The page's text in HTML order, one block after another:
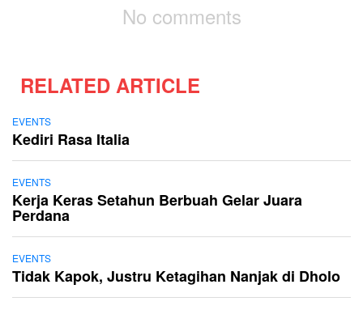
No comments
RELATED ARTICLE
EVENTS
Kediri Rasa Italia
EVENTS
Kerja Keras Setahun Berbuah Gelar Juara
Perdana
EVENTS
Tidak Kapok, Justru Ketagihan Nanjak di Dholo